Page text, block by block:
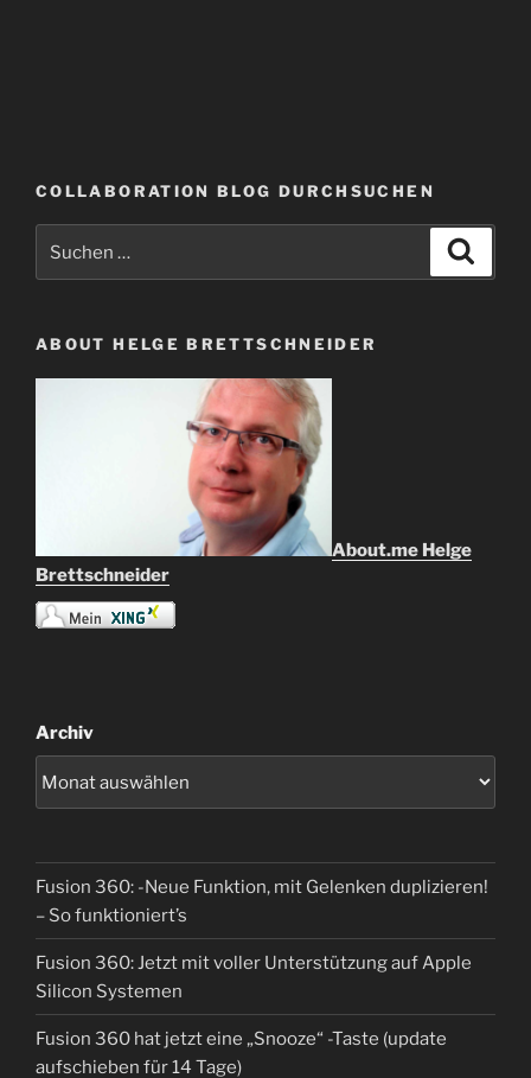
COLLABORATION BLOG DURCHSUCHEN
nach:
ABOUT HELGE BRETTSCHNEIDER
About.me Helge
Brettschneider
Archiv
Fusion 360: -Neue Funktion, mit Gelenken duplizieren!
– So funktioniert’s
Fusion 360: Jetzt mit voller Unterstützung auf Apple
Silicon Systemen
Fusion 360 hat jetzt eine „Snooze“ -Taste (update
aufschieben für 14 Tage)